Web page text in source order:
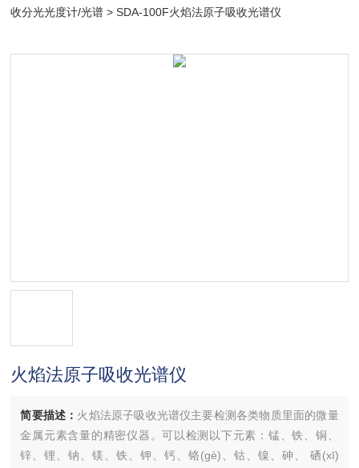
收分光光度计/光谱 > SDA-100F火焰法原子吸收光谱仪
火焰法原子吸收光谱仪
简要描述： 火焰法原子吸收光谱仪主要检测各类物质里面的微量
金属元素含量的精密仪器。可以检测以下元素：锰、铁、铜、
锌、锂、钠、镁、铁、钾、钙、铬(gè)、钴、镍、砷、 硒(xī)